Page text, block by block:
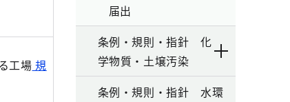
工場 規
届出
条例・規則・指針 化
学物質・土壌汚染
条例・規則・指針 水環